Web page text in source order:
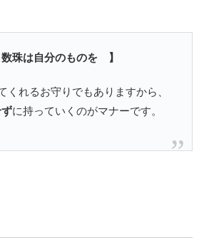
珠は自分のものを 】
れるお守りでもありますから、
に持っていくのがマナーです。